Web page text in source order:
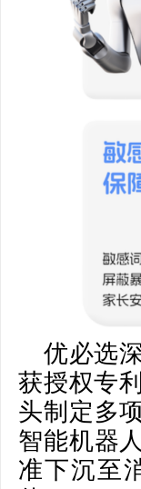
优必选
获授权专
头制定多
智能机器
准下沉至